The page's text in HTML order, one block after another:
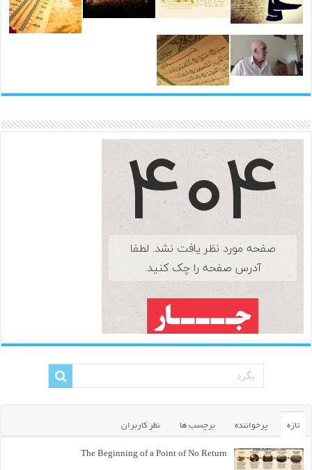
تازه پرخواننده برچسب ها نظر کاربران
The Beginning of a Point of No Return